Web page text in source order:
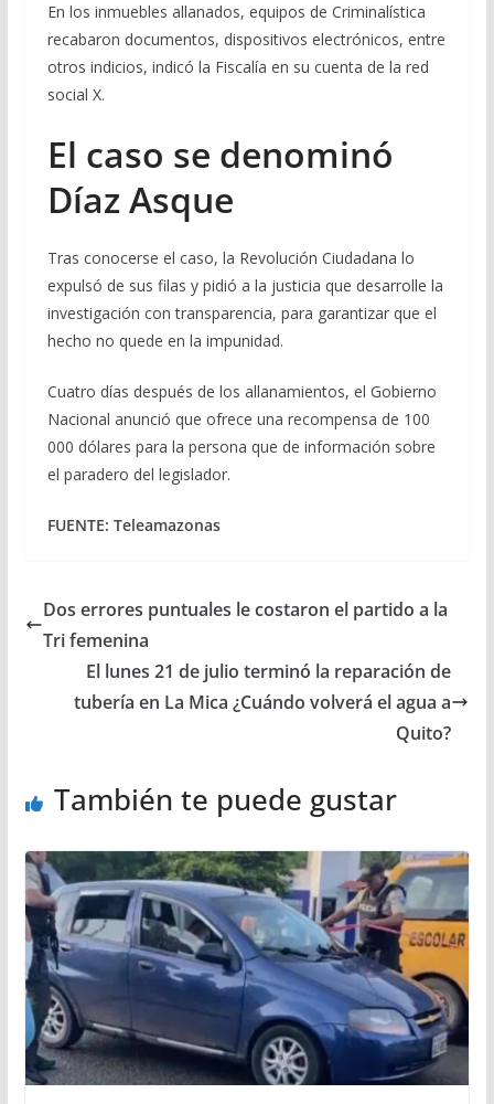
En los inmuebles allanados, equipos de Criminalística
recabaron documentos, dispositivos electrónicos, entre
otros indicios, indicó la Fiscalía en su cuenta de la red
social X.
El caso se denominó
Díaz Asque
Tras conocerse el caso, la Revolución Ciudadana lo
expulsó de sus filas y pidió a la justicia que desarrolle la
investigación con transparencia, para garantizar que el
hecho no quede en la impunidad.
Cuatro días después de los allanamientos, el Gobierno
Nacional anunció que ofrece una recompensa de 100
000 dólares para la persona que de información sobre
el paradero del legislador.
FUENTE: Teleamazonas
Dos errores puntuales le costaron el partido a la
Tri femenina
El lunes 21 de julio terminó la reparación de
tubería en La Mica ¿Cuándo volverá el agua a
Quito?
También te puede gustar